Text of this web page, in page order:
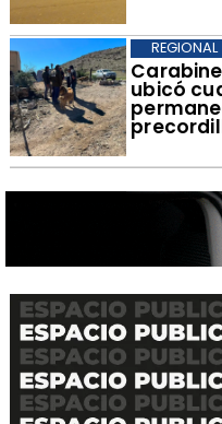
ubicó
REGIONAL